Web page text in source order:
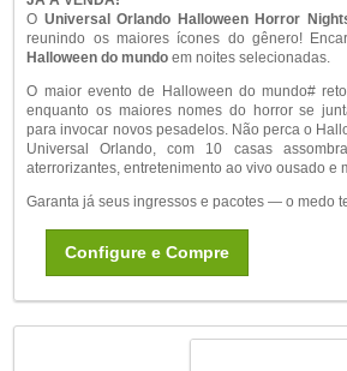
O Universal Orlando Halloween Horror
reunindo os maiores ícones do gênero!
Halloween do mundo em noites selecionadas.
O maior evento de Halloween do mundo#
enquanto os maiores nomes do horror se
para invocar novos pesadelos. Não perca o
Universal Orlando, com 10 casas
aterrorizantes, entretenimento ao vivo ousado e
Garanta já seus ingressos e pacotes — o medo
Configure e Compre